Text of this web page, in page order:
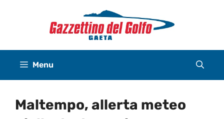
Menu
Maltempo, allerta meteo